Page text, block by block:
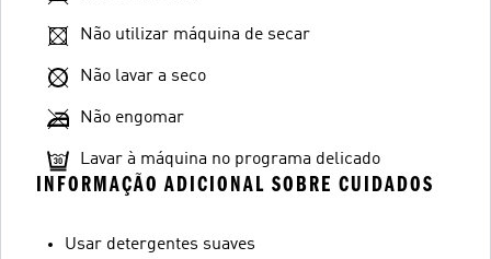
Não utilizar máquina de secar
Não lavar a seco
Não engomar
Lavar à máquina no programa delicado
INFORMAÇÃO ADICIONAL SOBRE CUIDADOS
Usar detergentes suaves